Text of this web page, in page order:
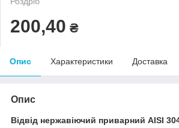
200,40 ₴
Опис Характеристики Доставка
Опис
Відвід нержавіючий приварний AISI